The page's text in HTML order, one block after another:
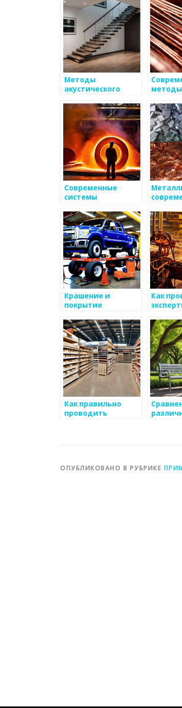
Методы
акустического
металлов
методы
Современные
системы
контроля
температуры
металлов
Крашение и
покрытие
Как
Как правильно
проводить
ОПУБЛИКОВАНО В РУБРИКЕ